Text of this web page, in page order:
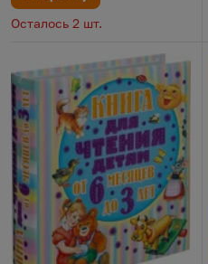
Осталось 2 шт.